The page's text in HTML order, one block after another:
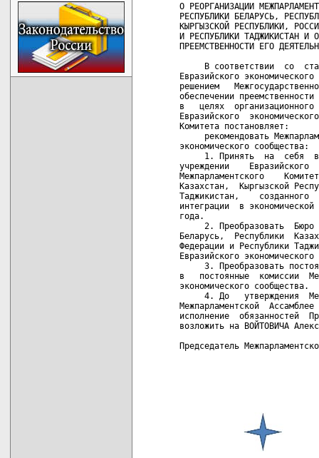
О РЕОРГАНИЗАЦИИ
РЕСПУБЛИКИ БЕЛАРУСЬ,
КЫРГЫЗСКОЙ РЕСПУБЛИКИ,
И РЕСПУБЛИКИ ТАДЖИКИСТАН И
ПРЕЕМСТВЕННОСТИ ЕГО
В соответствии  со
Евразийского
решением
обеспечении
в   целях  организационного
Евразийского
Комитета постановляет:
рекомендовать
экономического сообщества:
1. Принять  на  себя
учреждении    Евразийского
Межпарламентского
Казахстан,  Кыргызской
Таджикистан,    созданного
интеграции  в
года.
2. Преобразовать  Бюро
Беларусь,  Республики
Федерации и Республики
Евразийского
3. Преобразовать
в   постоянные  комиссии
экономического сообщества.
4. До   утверждения
Межпарламентской
исполнение  обязанностей
возложить на ВОЙТОВИЧА
Председатель